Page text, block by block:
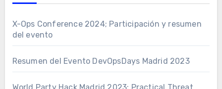
X-Ops Conference 2024; Participación y resumen
del evento
Resumen del Evento DevOpsDays Madrid 2023